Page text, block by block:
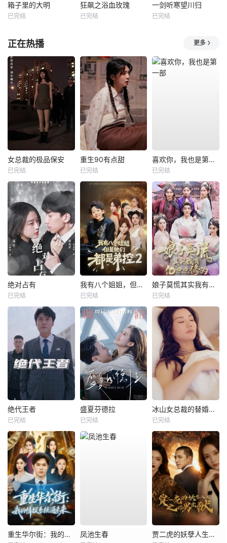
箱子里的大明
已完结
狂飙之浴血玫瑰
已完结
一剑听寒望川归
已完结
正在热播 更多
女总裁的极品保安
已完结
重生90有点甜
已完结
喜欢你，我也是第一部
已完结
绝对占有
已完结
我有八个姐姐，但是他们都是弟控2
已完结
娘子莫慌其实我有亿点点修为
已完结
绝代王者
已完结
盛夏芬德拉
已完结
冰山女总裁的替婚兵王
已完结
重生华尔街：我的情报系统通未来 凤池生春 贾二虎的妖孽人生之皓男出狱